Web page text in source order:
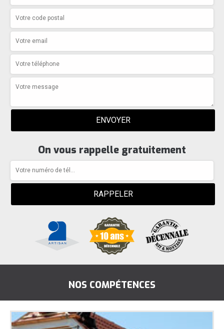
On vous rappelle gratuitement
NOS COMPÉTENCES